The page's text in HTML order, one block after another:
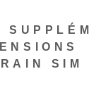
SIM